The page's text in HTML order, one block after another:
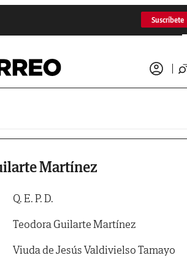
Suscríbete
Martínez
Q. E. P. D.
Teodora Guilarte Martínez
Viuda de Jesús Valdivielso Tamayo